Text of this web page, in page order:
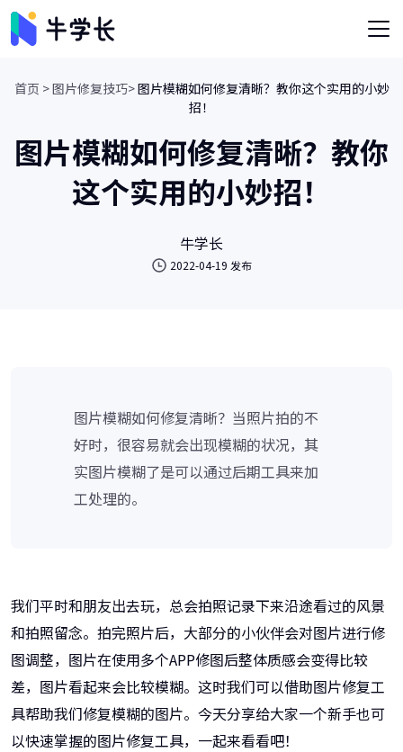
首页 >图片修复技巧>图片模糊如何修复清晰？教你这个实用的小妙
招！
图片模糊如何修复清晰？教你
这个实用的小妙招！
牛学长
2022-04-19 发布
图片模糊如何修复清晰？当照片拍的不
好时，很容易就会出现模糊的状况，其
实图片模糊了是可以通过后期工具来加
工处理的。
我们平时和朋友出去玩，总会拍照记录下来沿途看过的风景
和拍照留念。拍完照片后，大部分的小伙伴会对图片进行修
图调整，图片在使用多个APP修图后整体质感会变得比较
差，图片看起来会比较模糊。这时我们可以借助图片修复工
具帮助我们修复模糊的图片。今天分享给大家一个新手也可
以快速掌握的图片修复工具，一起来看看吧！